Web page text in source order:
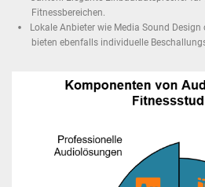
Fitnessbereichen.
Lokale Anbieter wie Media Sound
bieten ebenfalls individuelle